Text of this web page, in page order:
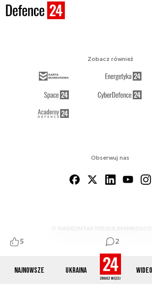
Najnowsze Ukraina Wideo
5 2
Obserwuj nas
O NAS KONTAKTREGULAMINRSS
Zobacz również
© 2012-2026 DEFENCE24